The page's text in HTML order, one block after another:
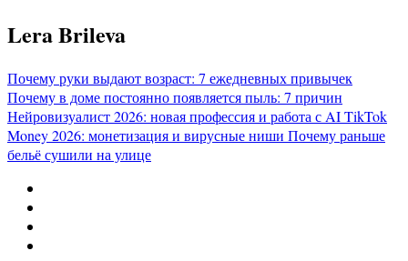
Перейти
к
Lera Brileva
Почему руки выдают возраст: 7 ежедневных привычек
Почему в доме постоянно появляется пыль: 7 причин
Нейровизуалист 2026: новая профессия и работа с AITikTok
Money 2026: монетизация и вирусные ниши Почему раньше
бельё сушили на улице